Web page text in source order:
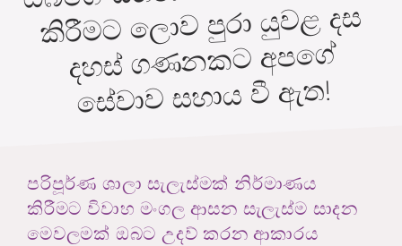
ලොව පුරා යුවළ දස
ගේ
සේවාව සහාය වී ඇත!
පරිපූර්ණ ශාලා සැලැස්මක් නිර්මාණය
කිරීමට විවාහ මංගල ආසන සැලැස්ම සාදන
මෙවලමක් ඔබට උදව් කරන ආකාරය